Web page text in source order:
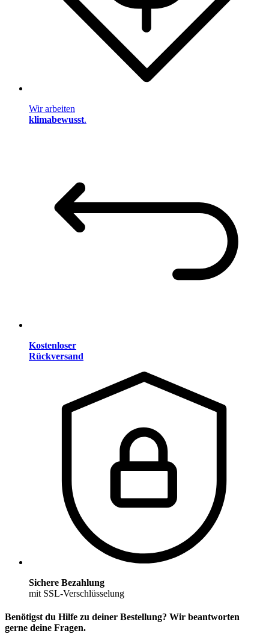
Wir arbeiten
klimabewusst.
Kostenloser
Rückversand
Sichere Bezahlung
mit SSL-Verschlüsselung
Benötigst du Hilfe zu deiner Bestellung? Wir beantworten
gerne deine Fragen.